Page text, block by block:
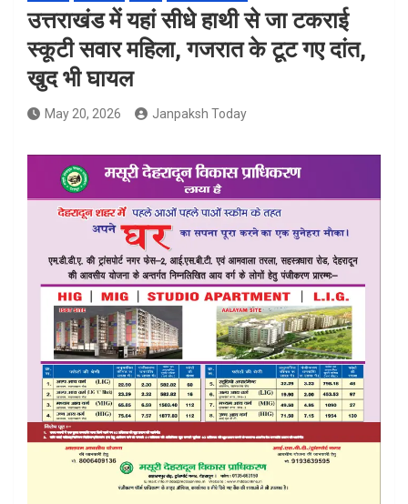
उत्तराखंड में यहां सीधे हाथी से जा टकराई
स्कूटी सवार महिला, गजरात के टूट गए दांत,
खुद भी घायल
May 20, 2026 Janpaksh Today